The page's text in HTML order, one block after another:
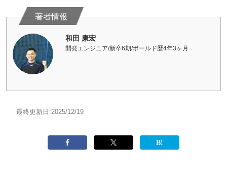
和田 康宏
開発エンジニア/新卒6期/ボールド歴4年3ヶ月
最終更新日:2025/12/19